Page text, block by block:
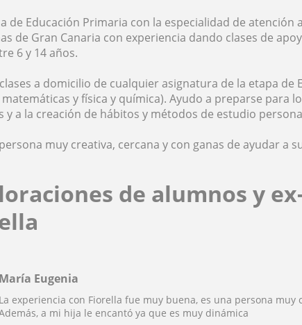
de Educación Primaria con la especialidad de atención
de Gran Canaria con experiencia dando clases de
6 y 14 años.
a domicilio de cualquier asignatura de la etapa de
y física y química). Ayudo a preparse para
y a la creación de hábitos y métodos de estudio
muy creativa, cercana y con ganas de ayudar a
de alumnos y
María Eugenia
La experiencia con Fiorella fue muy buena, es una persona
a mi hija le encantó ya que es muy dinámica